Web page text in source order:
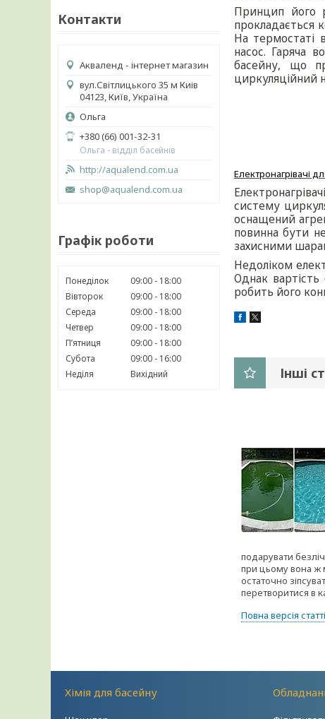
Контакти
Акваленд - інтернет магазин
вул.Світлицького 35 м Киів
04123, Київ, Україна
Ольга
+380 (66) 001-32-31
Ольга - відділ басейнів
http://aqualend.com.ua
shop@aqualend.com.ua
Графік роботи
Понеділок 09:00
18:00
Вівторок
09:00
18:00
Середа
09:00
18:00
Четвер
09:00
18:00
Пʼятниця
09:00
18:00
Субота
09:00
16:00
Неділя
Вихідний
Принцип його
прокладається
На термостаті
насос. Гаряча
басейну, що
циркуляційний
Електронагрівачі
систему
оснащений
повинна бути
захисними
Недоліком
Однак вартість
робить його
Інші
подарувати
при цьому вона ж
остаточно
перетворитися в
Повна версія статті
Хімія для басейну